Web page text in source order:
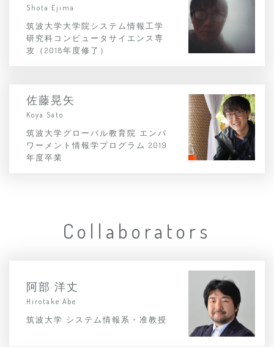
Shota Ejima
筑波大学大学院システム情報工学
研究科コンピュータサイエンス専
攻（2018年度修了）
佐藤晃矢
Koya Sato
筑波大学グローバル教育院 エンパ
ワーメント情報学プログラム 2019
年度卒業
Collaborators
阿部 洋丈
Hirotake Abe
筑波大学 システム情報系・准教授